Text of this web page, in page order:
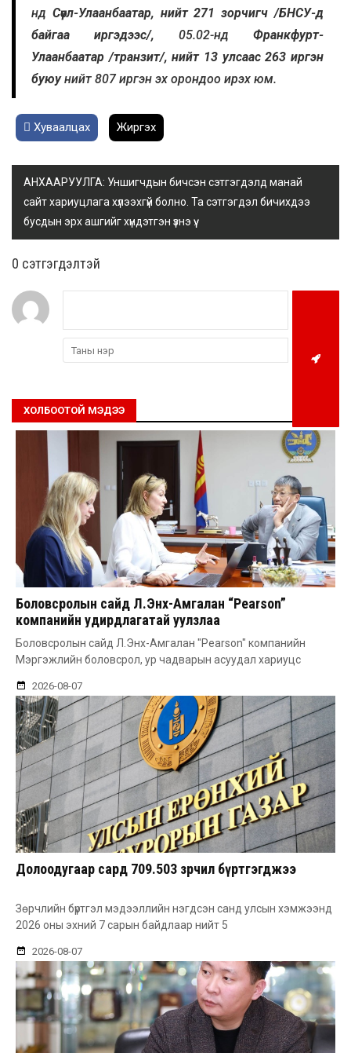
нд Сөүл-Улаанбаатар, нийт 271 зорчигч /БНСУ-д
байгаа иргэдээс/, 05.02-нд Франкфурт-
Улаанбаатар /транзит/, нийт 13 улсаас 263 иргэн
буюунийт 807 иргэн эх орондоо ирэх юм.
Хуваалцах Жиргэх
АНХААРУУЛГА: Уншигчдын бичсэн сэтгэгдэлд манай
сайт хариуцлага хүлээхгүй болно. Та сэтгэгдэл бичихдээ
бусдын эрх ашгийг хүндэтгэн үзнэ үү.
0 cэтгэгдэлтэй
ХОЛБООТОЙ МЭДЭЭ
Боловсролын сайд Л.Энх-Амгалан “Pearson”
компанийн удирдлагатай уулзлаа
Боловсролын сайд Л.Энх-Амгалан "Pearson" компанийн
Мэргэжлийн боловсрол, ур чадварын асуудал хариуцс
2026-08-07
Долоодугаар сард 709.503 зөрчил бүртгэгджээ
Зөрчлийн бүртгэл мэдээллийн нэгдсэн санд улсын хэмжээнд
2026 оны эхний 7 сарын байдлаар нийт 5
2026-08-07